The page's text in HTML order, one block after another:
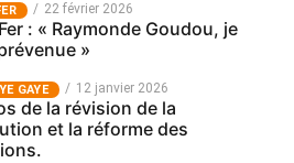
22 février 2026
: « Raymonde Goudou, je
»
GAYE 12 janvier 2026
de la révision de la
et la réforme des